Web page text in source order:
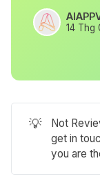
14 Thg
💡
Not
get in
you are